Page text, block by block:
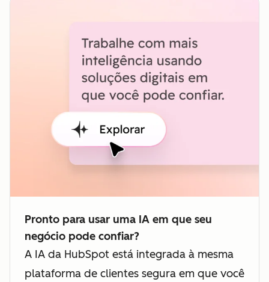
Pronto para usar uma IA em que seu
negócio pode confiar?
A IA da HubSpot está integrada à mesma
plataforma de clientes segura em que você